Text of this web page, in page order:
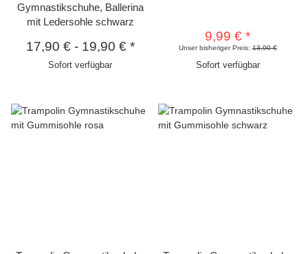
Gymnastikschuhe, Ballerina
mit Ledersohle schwarz
17,90 €- 19,90 € *
Sofort verfügbar
9,99 €*
Unser bisheriger Preis:13,90 €
Sofort verfügbar